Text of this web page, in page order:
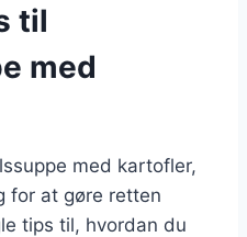
til
med
med kartofler,
for at gøre retten
tips til, hvordan du